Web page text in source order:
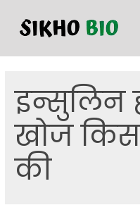
इन्सुलिन
खोज किस
की